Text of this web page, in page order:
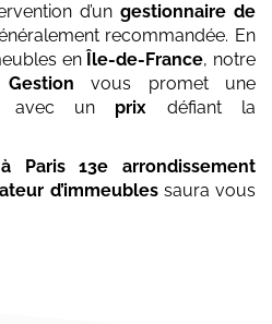
d’ungestionnaire de
recommandée. En
en Île-de-France, notre
Gestion vous promet une
avec un prix défiant la
à Paris 13e arrondissement
d’immeubles saura vous